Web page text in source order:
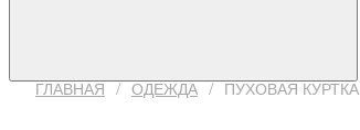
ГЛАВНАЯ / ОДЕЖДА / ПУХОВАЯ КУРТКА